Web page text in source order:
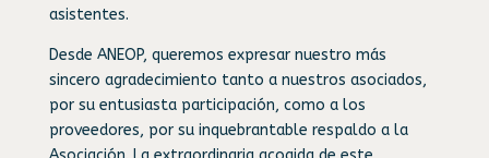
asistentes.
Desde ANEOP, queremos expresar nuestro más
sincero agradecimiento tanto a nuestros asociados,
por su entusiasta participación, como a los
proveedores, por su inquebrantable respaldo a la